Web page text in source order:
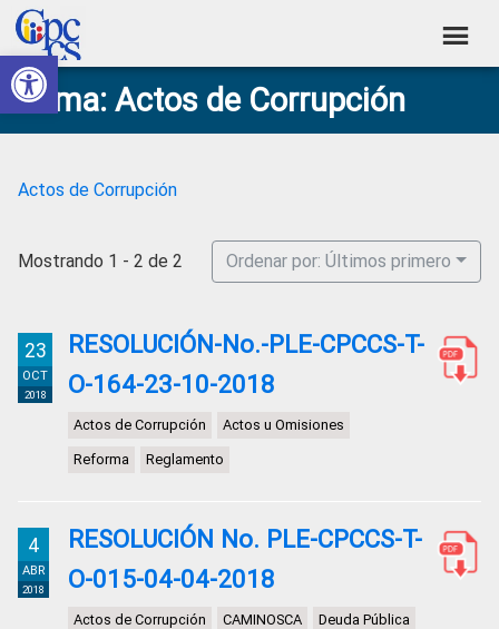
Abrir barra de herramientas
Skip
to
primary
navigation
Skip
to
main
content
Skip
to
primary
sidebar
Skip
to
footer
Consejo
de
Ciudadana
Control
Construyendo
Poder
Ciudadano
Tema: Actos de Corrupción
Actos de Corrupción
Mostrando 1 - 2 de 2 Ordenar por: Últimos primero
23
OCT
2018
RESOLUCIÓN-No.-PLE-CPCCS-T-
O-164-23-10-2018
Actos de Corrupción Actos u Omisiones
Reforma Reglamento
4
ABR
2018
RESOLUCIÓN No. PLE-CPCCS-T-
O-015-04-04-2018
Actos de Corrupción CAMINOSCA Deuda Pública